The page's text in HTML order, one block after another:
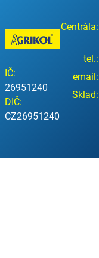
IČ:
26951240
DIČ:
CZ26951240
Centrála:
tel.:
email:
Sklad: